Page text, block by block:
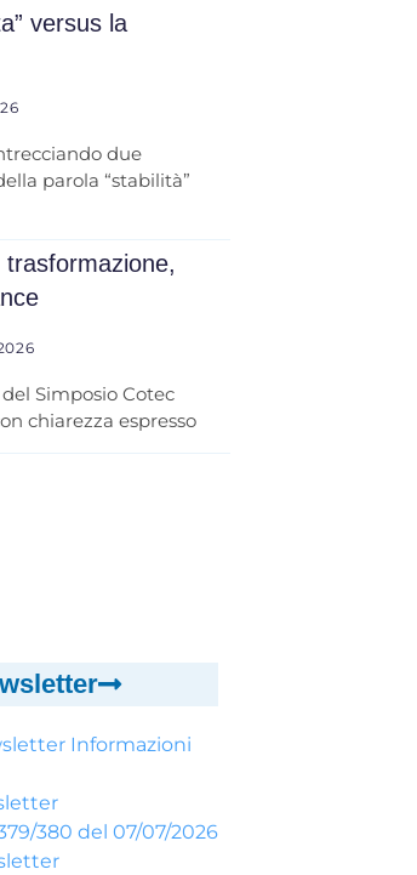
versus la
due
parola “stabilità”
trasformazione,
Simposio Cotec
chiarezza espresso
Informazioni
380 del 07/07/2026